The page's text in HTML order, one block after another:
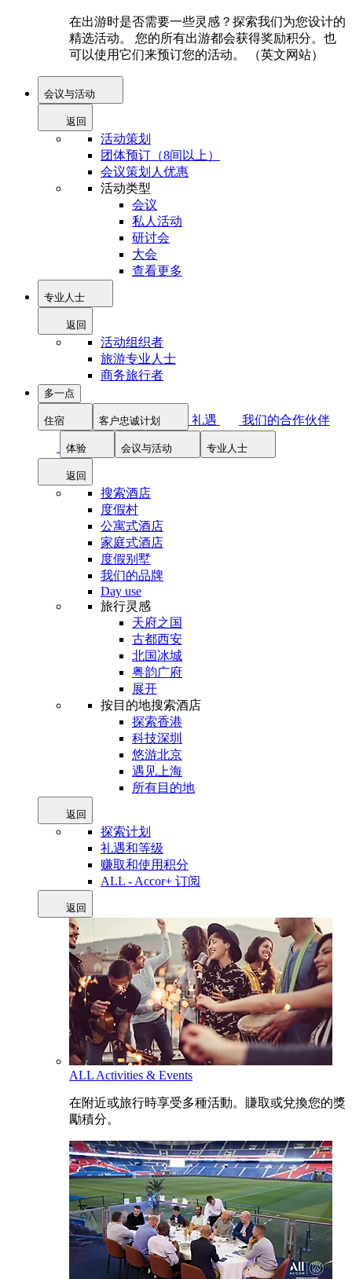
在出游时是否需要一些灵感？探索我们为您设计的
精选活动。 您的所有出游都会获得奖励积分。也
可以使用它们来预订您的活动。 （英文网站）
会议与活动
返回
活动策划
团体预订（8间以上）
会议策划人优惠
活动类型
会议
私人活动
研讨会
大会
查看更多
专业人士
返回
活动组织者
旅游专业人士
商务旅行者
多一点
住宿 客户忠诚计划 礼遇 我们的合作伙伴
体验 会议与活动 专业人士
返回
搜索酒店
度假村
公寓式酒店
家庭式酒店
度假别墅
我们的品牌
Day use
旅行灵感
天府之国
古都西安
北国冰城
粤韵广府
展开
按目的地搜索酒店
探索香港
科技深圳
悠游北京
遇见上海
所有目的地
返回
探索计划
礼遇和等级
赚取和使用积分
ALL - Accor+ 订阅
返回
ALL Activities & Events
在附近或旅行時享受多種活動。賺取或兌換您的獎
勵積分。